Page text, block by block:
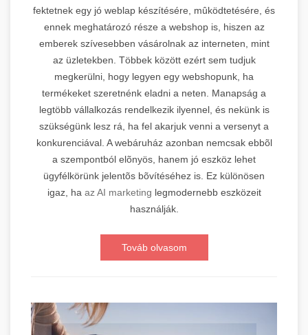
fektetnek egy jó weblap készítésére, mûködtetésére, és
ennek meghatározó része a webshop is, hiszen az
emberek szívesebben vásárolnak az interneten, mint
az üzletekben. Többek között ezért sem tudjuk
megkerülni, hogy legyen egy webshopunk, ha
termékeket szeretnénk eladni a neten. Manapság a
legtöbb vállalkozás rendelkezik ilyennel, és nekünk is
szükségünk lesz rá, ha fel akarjuk venni a versenyt a
konkurenciával. A webáruház azonban nemcsak ebbõl
a szempontból elõnyös, hanem jó eszköz lehet
ügyfélkörünk jelentõs bõvítéséhez is. Ez különösen
igaz, ha az AI marketing legmodernebb eszközeit
használják.
Továb olvasom